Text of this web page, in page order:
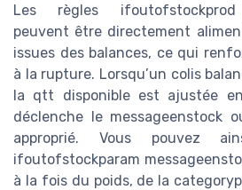
Les règles ifoutofstockprod
peuvent être directement
issues des balances, ce qui
à la rupture. Lorsqu’un colis
la qtt disponible est ajustée
déclenche le messageenstock
approprié. Vous pouvez
ifoutofstockparam
à la fois du poids, de la